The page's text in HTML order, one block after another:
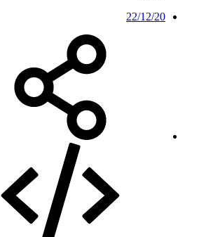
22/12/20